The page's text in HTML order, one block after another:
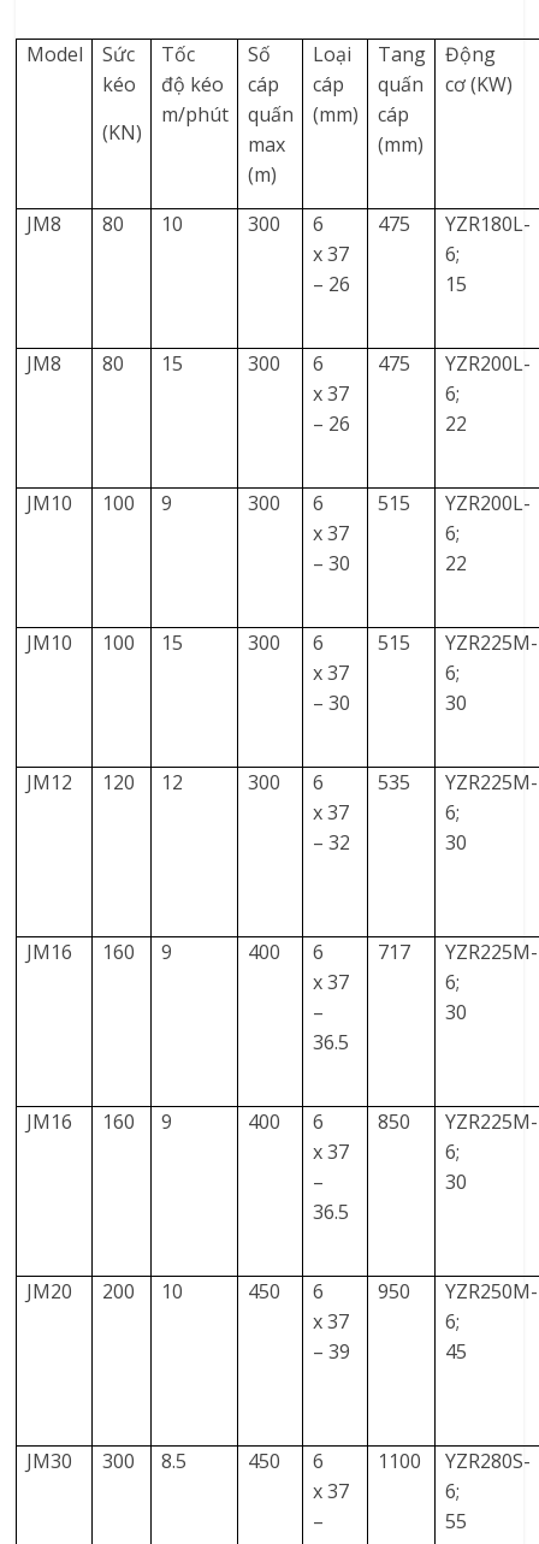
Model
Sức
kéo
(KN)
Tốc
độ kéo
m/phút
Số
cáp
quấn
max
(m)
Loại
cáp
(mm)
Tang
quấn
cáp
(mm)
Động
cơ (KW)
JM8 80 10 300
6
x 37
– 26
475
YZR180L-
6;
15
JM8 80 15 300
6
x 37
– 26
475
YZR200L-
6;
22
JM10 100 9 300
6
x 37
– 30
515
YZR200L-
6;
22
JM10 100 15 300
6
x 37
– 30
515
YZR225M-
6;
30
JM12 120 12 300
6
x 37
– 32
535
YZR225M-
6;
30
JM16 160 9 400
6
x 37
–
36.5
717
YZR225M-
6;
30
JM16 160 9 400
6
x 37
–
36.5
850
YZR225M-
6;
30
JM20 200 10 450
6
x 37
– 39
950
YZR250M-
6;
45
JM30 300 8.5 450
6
x 37
–
1100
YZR280S-
6;
55